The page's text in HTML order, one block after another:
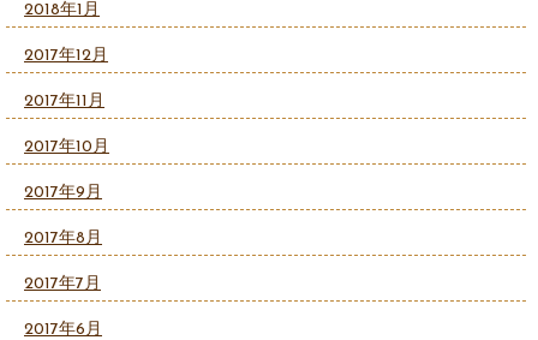
2018年1月
2017年12月
2017年11月
2017年10月
2017年9月
2017年8月
2017年7月
2017年6月